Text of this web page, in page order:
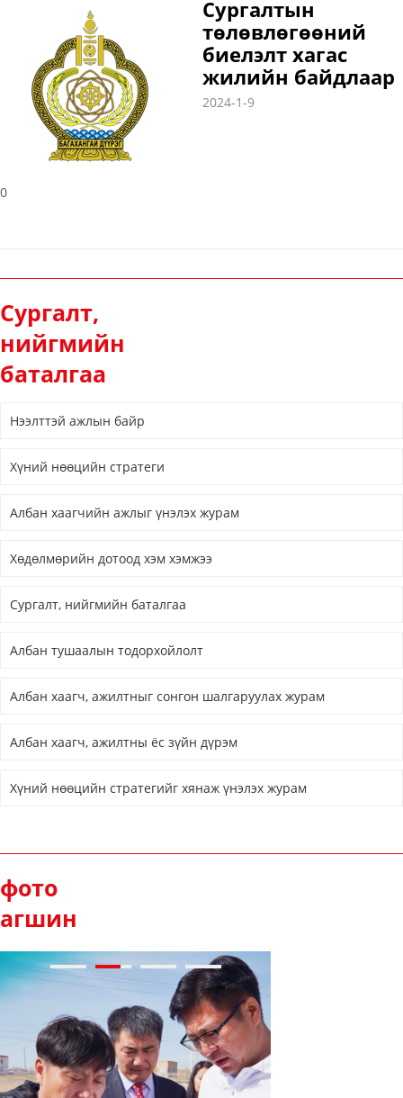
Сургалтын
төлөвлөгөөний
биелэлт хагас
жилийн байдлаар
2024-1-9
0
Сургалт,
нийгмийн
баталгаа
Нээлттэй ажлын байр
Хүний нөөцийн стратеги
Албан хаагчийн ажлыг үнэлэх журам
Хөдөлмөрийн дотоод хэм хэмжээ
Сургалт, нийгмийн баталгаа
Албан тушаалын тодорхойлолт
Албан хаагч, ажилтныг сонгон шалгаруулах журам
Албан хаагч, ажилтны ёс зүйн дүрэм
Хүний нөөцийн стратегийг хянаж үнэлэх журам
фото
агшин